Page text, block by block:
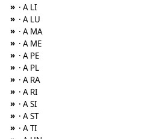
» · A LI
» · A LU
» · A MA
» · A ME
» · A PE
» · A PL
» · A RA
» · A RI
» · A SI
» · A ST
» · A TI